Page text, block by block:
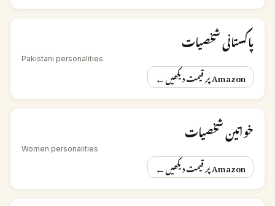
پاکستانی شخصیات
Pakistani personalities
Amazon پر قیمت دیکھیں ←
خواتین شخصیات
Women personalities
Amazon پر قیمت دیکھیں ←